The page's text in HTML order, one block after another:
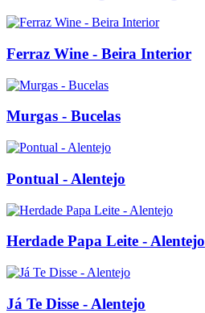
Ferraz Wine - Beira Interior
Murgas - Bucelas
Pontual - Alentejo
Herdade Papa Leite - Alentejo
Já Te Disse - Alentejo